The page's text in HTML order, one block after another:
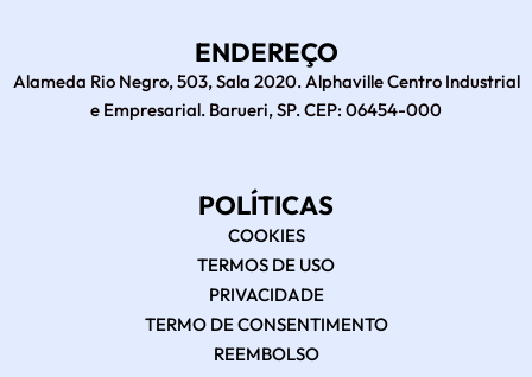
ENDEREÇO
Alameda Rio Negro, 503, Sala 2020. Alphaville Centro Industrial
e Empresarial. Barueri, SP. CEP: 06454-000
POLÍTICAS
COOKIES
TERMOS DE USO
PRIVACIDADE
TERMO DE CONSENTIMENTO
REEMBOLSO